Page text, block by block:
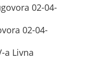
02-04-
02-04-
a Livna